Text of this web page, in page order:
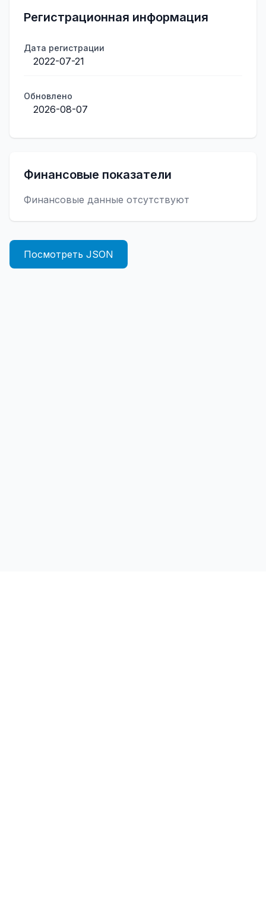
Регистрационная информация
Дата регистрации
2022-07-21
Обновлено
2026-08-07
Финансовые показатели
Финансовые данные отсутствуют
Посмотреть JSON